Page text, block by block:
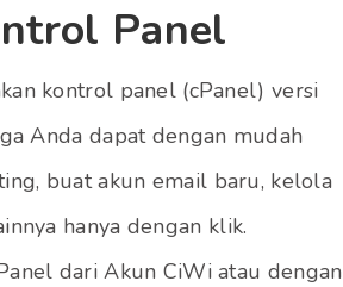
Panel
kontrol panel (cPanel) versi
Anda dapat dengan mudah
buat akun email baru, kelola
hanya dengan klik.
dari Akun CiWi atau dengan